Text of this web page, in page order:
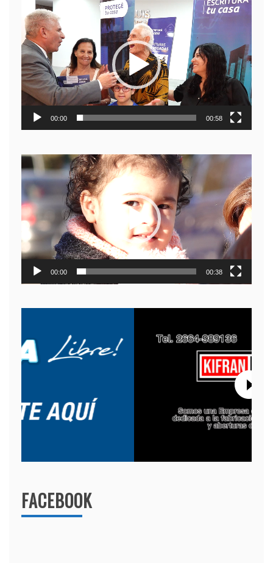
Reproductor
de
video
00:00 00:58
Reproductor
de
video
00:00 00:38
FACEBOOK